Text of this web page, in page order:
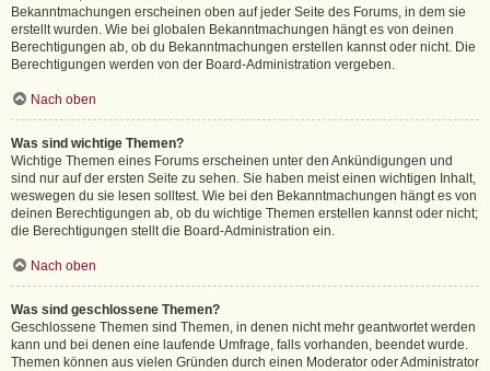
Bekanntmachungen erscheinen oben auf jeder Seite des Forums, in dem sie
erstellt wurden. Wie bei globalen Bekanntmachungen hängt es von deinen
Berechtigungen ab, ob du Bekanntmachungen erstellen kannst oder nicht. Die
Berechtigungen werden von der Board-Administration vergeben.
Nach oben
Was sind wichtige Themen?
Wichtige Themen eines Forums erscheinen unter den Ankündigungen und
sind nur auf der ersten Seite zu sehen. Sie haben meist einen wichtigen Inhalt,
weswegen du sie lesen solltest. Wie bei den Bekanntmachungen hängt es von
deinen Berechtigungen ab, ob du wichtige Themen erstellen kannst oder nicht;
die Berechtigungen stellt die Board-Administration ein.
Nach oben
Was sind geschlossene Themen?
Geschlossene Themen sind Themen, in denen nicht mehr geantwortet werden
kann und bei denen eine laufende Umfrage, falls vorhanden, beendet wurde.
Themen können aus vielen Gründen durch einen Moderator oder Administrator